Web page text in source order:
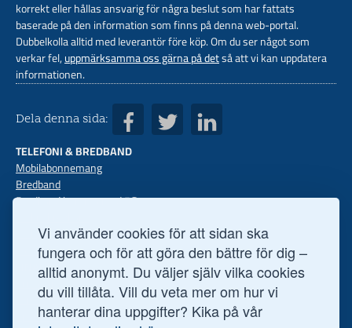
Vi använder cookies för att sidan ska
fungera och för att göra den bättre för dig –
alltid anonymt. Du väljer själv vilka cookies
du vill tillåta. Vill du veta mer om hur vi
hanterar dina uppgifter? Kika på vår
korrekt eller hållas ansvarig för några beslut som har fattats
baserade på den information som finns på denna web-portal.
Dubbelkolla alltid med leverantör före köp. Om du ser något som
verkar fel,uppmärksamma oss gärna på detså att vi kan uppdatera
informationen.
Dela denna sida:
TELEFONI & BREDBAND
Mobilabonnemang
Bredband
Bredband hemma med 5G
Mobiler med abon
Fast telefoni
FINANS
Privatlån
Företagslån
Sparkonto